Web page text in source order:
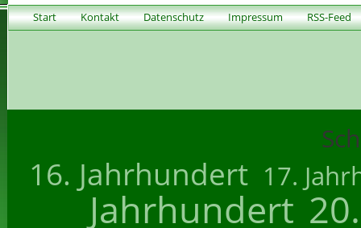
Start Kontakt Datenschutz Impressum RSS-Feed
16. Jahrhundert 17.
Jahrhundert